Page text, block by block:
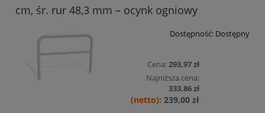
cm, śr. rur 48,3 mm – ocynk ogniowy
Dostępność: Dostępny
Cena:293,97 zł
Najniższa cena:
333,86 zł
239,00 zł